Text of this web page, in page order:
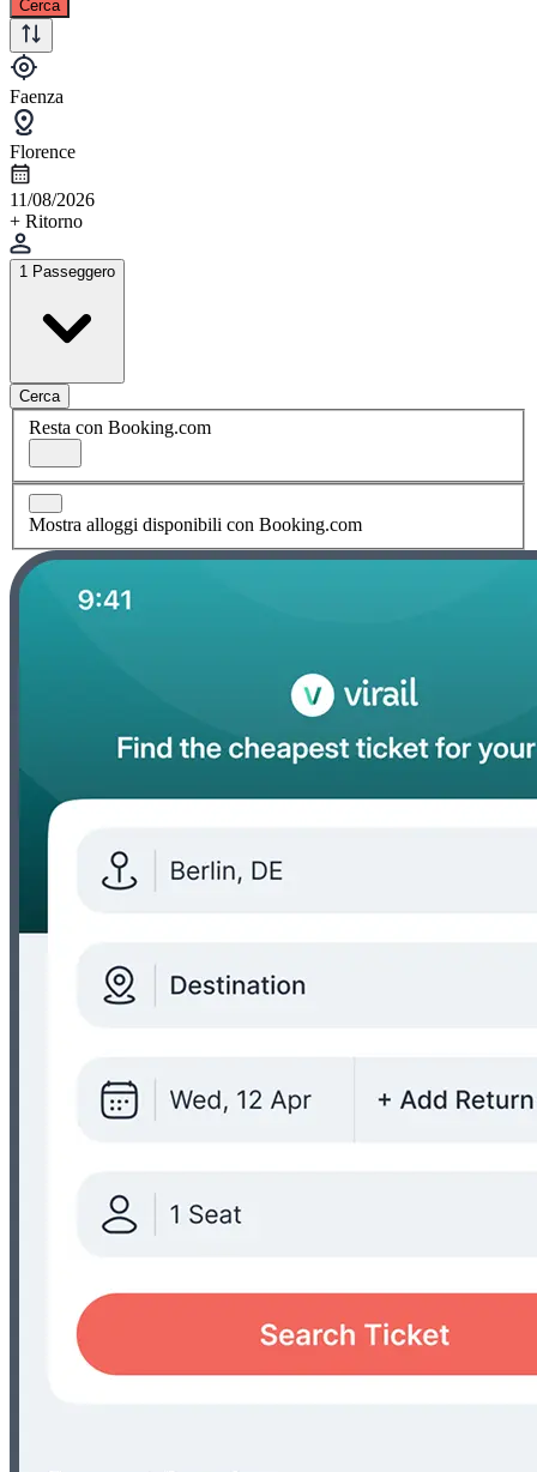
Cerca
Faenza
Florence
11/08/2026
+ Ritorno
1 Passeggero
Cerca
Resta con Booking.com
Mostra alloggi disponibili con Booking.com